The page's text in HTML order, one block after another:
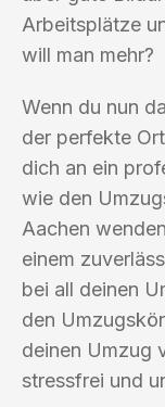
Arbeitsplätze
will man mehr?
Wenn du nun
der perfekte
dich an ein
wie den
Aachen
einem
bei all deinen
den
deinen Umzug
stressfrei und